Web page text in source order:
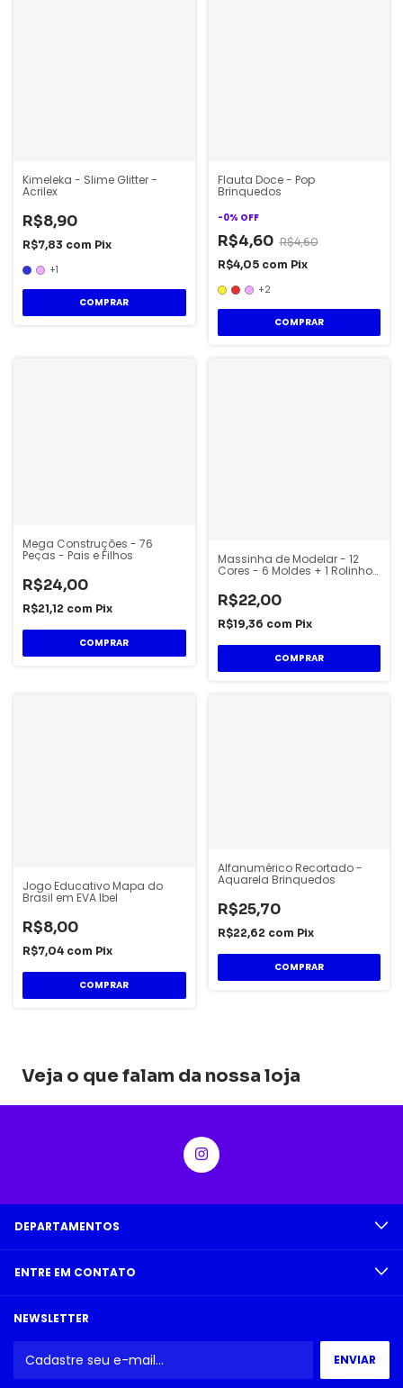
Kimeleka - Slime Glitter -
Acrilex
R$8,90
R$7,83 com Pix
+1
COMPRAR
Flauta Doce - Pop
Brinquedos
-0% OFF
R$4,60 R$4,60
R$4,05 com Pix
+2
COMPRAR
Mega Construções - 76
Peças - Pais e Filhos
R$24,00
R$21,12 com Pix
Massinha de Modelar - 12
Cores - 6 Moldes + 1 Rolinho
R$22,00
R$19,36 com Pix
Jogo Educativo Mapa do
Brasil em EVA Ibel
R$8,00
R$7,04 com Pix
Alfanumérico Recortado -
Aquarela Brinquedos
R$25,70
R$22,62 com Pix
Veja o que falam da nossa loja
DEPARTAMENTOS
ENTRE EM CONTATO
NEWSLETTER